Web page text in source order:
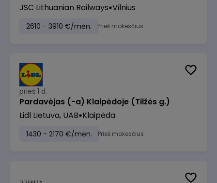
JSC Lithuanian Railways Vilnius
2610 - 3910 €/mėn. Prieš mokesčius
prieš 1 d.
Pardavėjas (-a) Klaipėdoje (Tilžės g.)
Lidl Lietuva, UAB Klaipėda
1430 - 2170 €/mėn. Prieš mokesčius